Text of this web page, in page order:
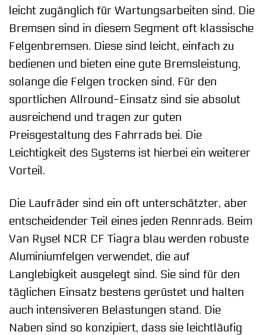
leicht zugänglich für Wartungsarbeiten sind. Die
Bremsen sind in diesem Segment oft klassische
Felgenbremsen. Diese sind leicht, einfach zu
bedienen und bieten eine gute Bremsleistung,
solange die Felgen trocken sind. Für den
sportlichen Allround-Einsatz sind sie absolut
ausreichend und tragen zur guten
Preisgestaltung des Fahrrads bei. Die
Leichtigkeit des Systems ist hierbei ein weiterer
Vorteil.
Die Laufräder sind ein oft unterschätzter, aber
entscheidender Teil eines jeden Rennrads. Beim
Van Rysel NCR CF Tiagra blau werden robuste
Aluminiumfelgen verwendet, die auf
Langlebigkeit ausgelegt sind. Sie sind für den
täglichen Einsatz bestens gerüstet und halten
auch intensiveren Belastungen stand. Die
Naben sind so konzipiert, dass sie leichtläufig